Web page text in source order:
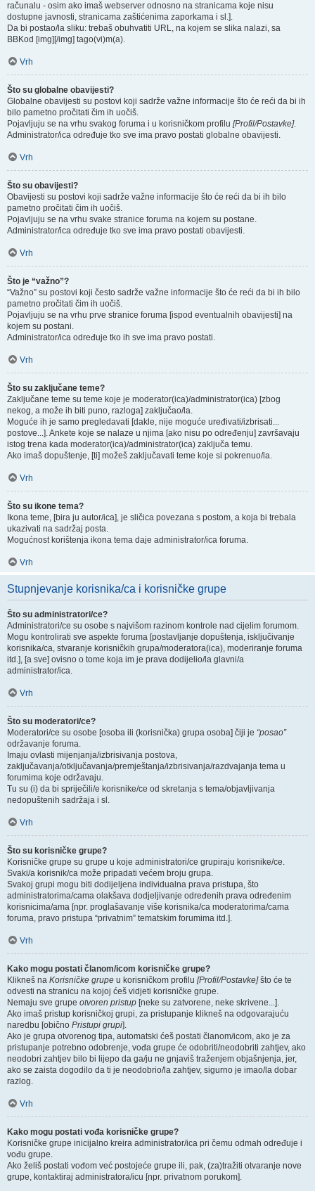
računalu - osim ako imaš webserver odnosno na stranicama koje nisu
dostupne javnosti, stranicama zaštićenima zaporkama i sl.].
Da bi postao/la sliku: trebaš obuhvatiti URL, na kojem se slika nalazi, sa
BBKod [img][/img] tago(vi)m(a).
Vrh
Što su globalne obavijesti?
Globalne obavijesti su postovi koji sadrže važne informacije što će reći da bi ih
bilo pametno pročitati čim ih uočiš.
Pojavljuju se na vrhu svakog foruma i u korisničkom profilu [Profil/Postavke].
Administrator/ica određuje tko sve ima pravo postati globalne obavijesti.
Vrh
Što su obavijesti?
Obavijesti su postovi koji sadrže važne informacije što će reći da bi ih bilo
pametno pročitati čim ih uočiš.
Pojavljuju se na vrhu svake stranice foruma na kojem su postane.
Administrator/ica određuje tko sve ima pravo postati obavijesti.
Vrh
Što je “važno”?
“Važno” su postovi koji često sadrže važne informacije što će reći da bi ih bilo
pametno pročitati čim ih uočiš.
Pojavljuju se na vrhu prve stranice foruma [ispod eventualnih obavijesti] na
kojem su postani.
Administrator/ica određuje tko ih sve ima pravo postati.
Vrh
Što su zaključane teme?
Zaključane teme su teme koje je moderator(ica)/administrator(ica) [zbog
nekog, a može ih biti puno, razloga] zaključao/la.
Moguće ih je samo pregledavati [dakle, nije moguće uređivati/izbrisati...
postove...]. Ankete koje se nalaze u njima [ako nisu po određenju] završavaju
istog trena kada moderator(ica)/administrator(ica) zaključa temu.
Ako imaš dopuštenje, [ti] možeš zaključavati teme koje si pokrenuo/la.
Vrh
Što su ikone tema?
Ikona teme, [bira ju autor/ica], je sličica povezana s postom, a koja bi trebala
ukazivati na sadržaj posta.
Mogućnost korištenja ikona tema daje administrator/ica foruma.
Vrh
Stupnjevanje korisnika/ca i korisničke grupe
Što su administratori/ce?
Administratori/ce su osobe s najvišom razinom kontrole nad cijelim forumom.
Mogu kontrolirati sve aspekte foruma [postavljanje dopuštenja, isključivanje
korisnika/ca, stvaranje korisničkih grupa/moderatora(ica), moderiranje foruma
itd.], [a sve] ovisno o tome koja im je prava dodijelio/la glavni/a
administrator/ica.
Vrh
Što su moderatori/ce?
Moderatori/ce su osobe [osoba ili (korisnička) grupa osoba] čiji je “posao”
održavanje foruma.
Imaju ovlasti mijenjanja/izbrisivanja postova,
zaključavanja/otključavanja/premještanja/izbrisivanja/razdvajanja tema u
forumima koje održavaju.
Tu su (i) da bi spriječili/e korisnike/ce od skretanja s tema/objavljivanja
nedopuštenih sadržaja i sl.
Vrh
Što su korisničke grupe?
Korisničke grupe su grupe u koje administratori/ce grupiraju korisnike/ce.
Svaki/a korisnik/ca može pripadati većem broju grupa.
Svakoj grupi mogu biti dodijeljena individualna prava pristupa, što
administratorima/cama olakšava dodjeljivanje određenih prava određenim
korisnicima/ama [npr. proglašavanje više korisnika/ca moderatorima/cama
foruma, pravo pristupa “privatnim” tematskim forumima itd.].
Vrh
Kako mogu postati članom/icom korisničke grupe?
Klikneš na Korisničke grupe u korisničkom profilu [Profil/Postavke]što će te
odvesti na stranicu na kojoj ćeš vidjeti korisničke grupe.
Nemaju sve grupe otvoren pristup [neke su zatvorene, neke skrivene...].
Ako imaš pristup korisničkoj grupi, za pristupanje klikneš na odgovarajuću
naredbu [obično Pristupi grupi].
Ako je grupa otvorenog tipa, automatski ćeš postati članom/icom, ako je za
pristupanje potrebno odobrenje, vođa grupe će odobriti/neodobriti zahtjev, ako
neodobri zahtjev bilo bi lijepo da ga/ju ne gnjaviš traženjem objašnjenja, jer,
ako se zaista dogodilo da ti je neodobrio/la zahtjev, sigurno je imao/la dobar
razlog.
Vrh
Kako mogu postati vođa korisničke grupe?
Korisničke grupe inicijalno kreira administrator/ica pri čemu odmah određuje i
vođu grupe.
Ako želiš postati vođom već postojeće grupe ili, pak, (za)tražiti otvaranje nove
grupe, kontaktiraj administratora/icu [npr. privatnom porukom].